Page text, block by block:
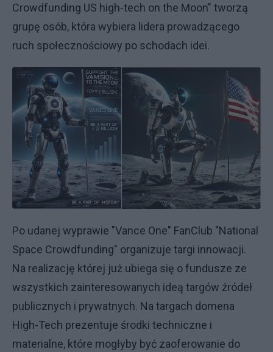
Crowdfunding US high-tech on the Moon" tworzą
grupę osób, która wybiera lidera prowadzącego
ruch społecznościowy po schodach idei.
Po udanej wyprawie "Vance One" FanClub "National
Space Crowdfunding" organizuje targi innowacji.
Na realizację której już ubiega się o fundusze ze
wszystkich zainteresowanych ideą targów źródeł
publicznych i prywatnych. Na targach domena
High-Tech prezentuje środki techniczne i
materialne, które mogłyby być zaoferowanie do